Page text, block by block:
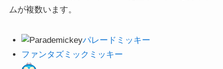
ムが複数います。
パレードミッキー
ファンタズミックミッキー